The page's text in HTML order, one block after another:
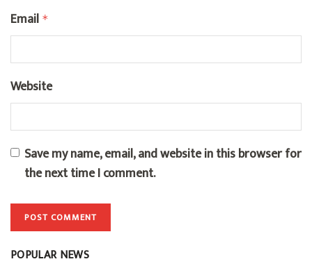
Email *
Website
Save my name, email, and website in this browser for
the next time I comment.
POPULAR NEWS